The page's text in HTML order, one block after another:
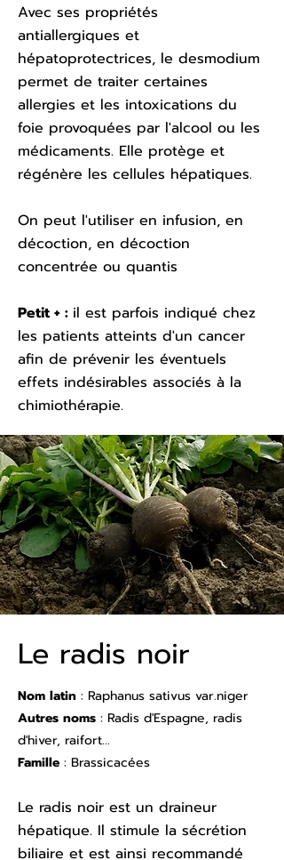
Avec ses propriétés
antiallergiques et
hépatoprotectrices, le desmodium
permet de traiter certaines
allergies et les intoxications du
foie provoquées par l'alcool ou les
médicaments. Elle protège et
régénère les cellules hépatiques.
On peut l'utiliser en infusion, en
décoction, en décoction
concentrée ou quantis
Petit + : il est parfois indiqué chez
les patients atteints d'un cancer
afin de prévenir les éventuels
effets indésirables associés à la
chimiothérapie.
Le radis noir
Nom latin : Raphanus sativus var.niger
Autres noms : Radis d'Espagne, radis
d'hiver, raifort...
Famille : Brassicacées
Le radis noir est un draineur
hépatique. Il stimule la sécrétion
biliaire et est ainsi recommandé